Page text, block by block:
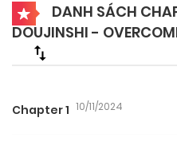
DANH SÁCH
DOUJINSHI -
Chapter 1 10/11/2024